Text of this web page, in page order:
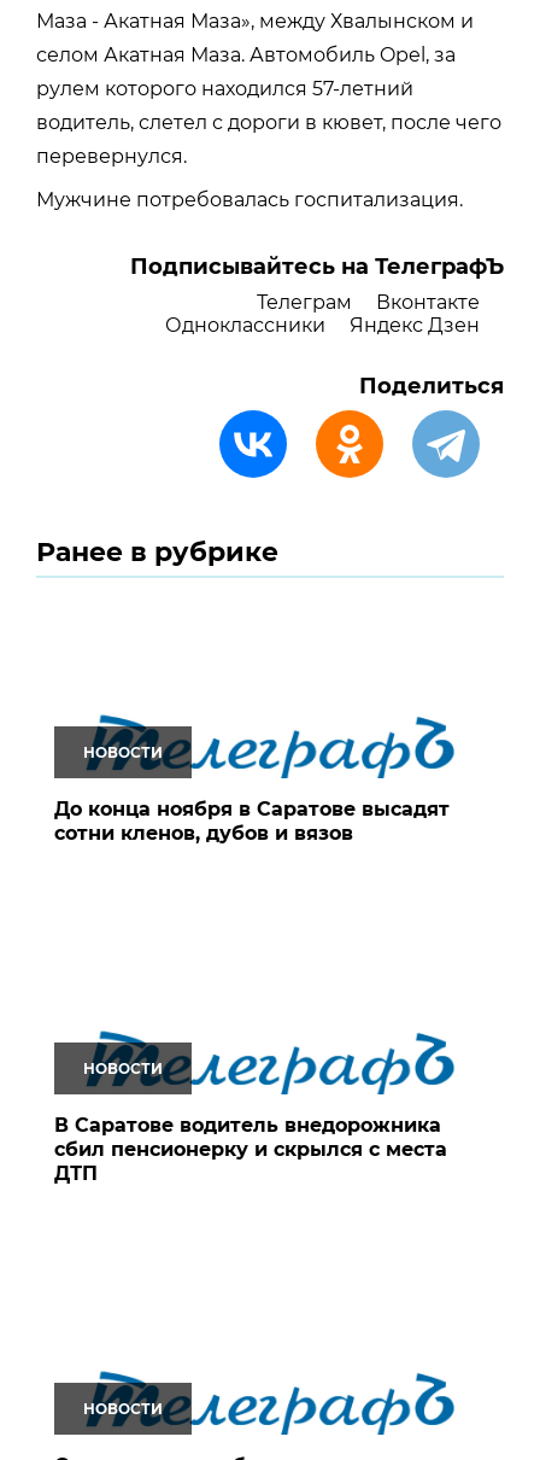
Маза - Акатная Маза», между Хвалынском и
селом Акатная Маза. Автомобиль Opel, за
рулем которого находился 57-летний
водитель, слетел с дороги в кювет, после чего
перевернулся.
Мужчине потребовалась госпитализация.
Подписывайтесь на ТелеграфЪ
Телеграм
Вконтакте
Одноклассники
Яндекс Дзен
Поделиться
Ранее в рубрике
НОВОСТИ
До конца ноября в Саратове высадят
сотни кленов, дубов и вязов
НОВОСТИ
В Саратове водитель внедорожника
сбил пенсионерку и скрылся с места
ДТП
НОВОСТИ